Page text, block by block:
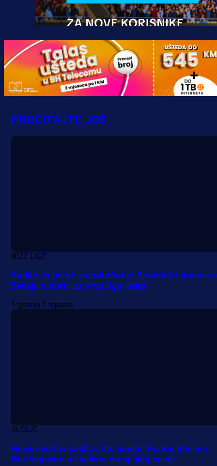
Promo vijesti
MrBit: Isprati kvalifikacije za
evropska takmičenja i preuzmi
bonus dobrodošlice!
PROČITAJTE JOŠ
NIŽE LIGE
Sudije za baraž su određene: Spektakl i drama
čekaju u borbi za Prvu ligu FBiH!
1 godina 1 mjesec
SUDIJE
Nevjerovatna čast za bh. sudije: Ponos Bosne i
Hercegovine na velikoj evropskoj sceni